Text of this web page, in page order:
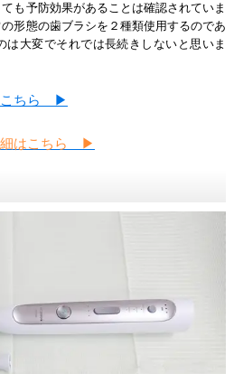
も予防効果があることは確認されていま
形態の歯ブラシを２種類使用するのであ
は大変でそれでは長続きしないと思いま
こちら ▶
細はこちら ▶